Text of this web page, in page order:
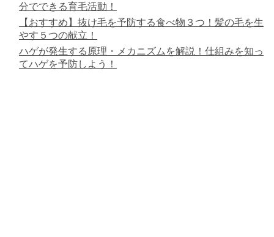
分でできる育毛活動！
【おすすめ】抜け毛を予防する食べ物３つ！髪の毛を生
やす５つの献立！
ハゲが発生する原理・メカニズムを解説！仕組みを知っ
てハゲを予防しよう！